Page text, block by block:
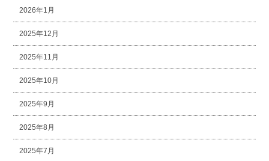
2026年1月
2025年12月
2025年11月
2025年10月
2025年9月
2025年8月
2025年7月